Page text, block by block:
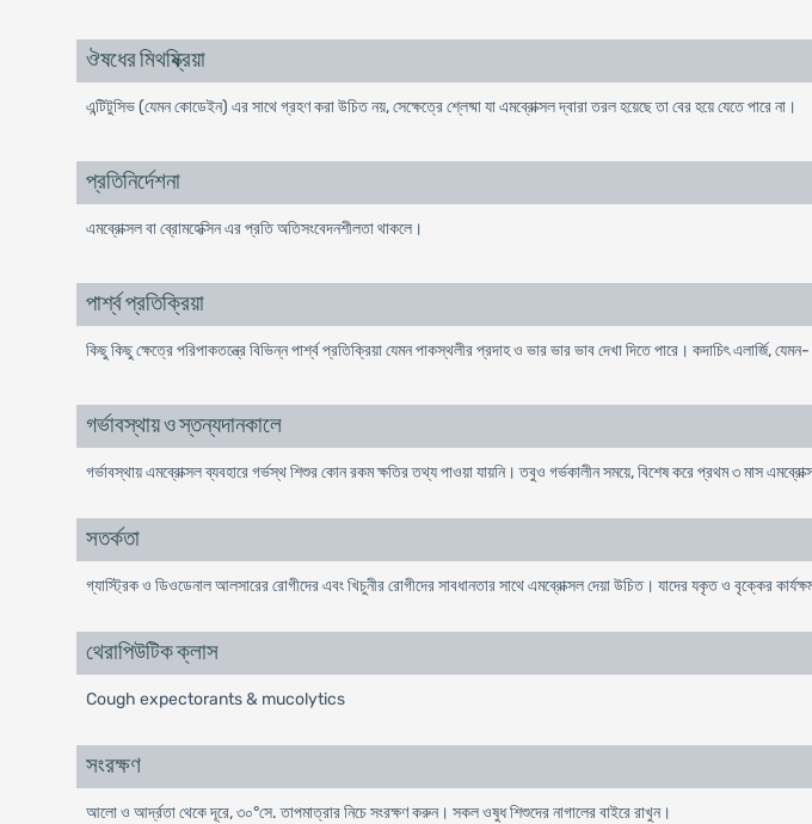
ঔষধের মিথষ্ক্রিয়া
এন্টিটুসিভ (যেমন কোডেইন) এর সাথে গ্রহণ করা উচিত নয়, সেক্ষেত্রে শ্লেষ্মা যা এমব্রোক্সল দ্বারা তরল হয়েছে তা বের হয়ে যেতে পারে না।
প্রতিনির্দেশনা
এমব্রোক্সল বা ব্রোমহেক্সিন এর প্রতি অতিসংবেদনশীলতা থাকলে।
পার্শ্ব প্রতিক্রিয়া
কিছু কিছু ক্ষেত্রে পরিপাকতন্ত্রে বিভিন্ন পার্শ্ব প্রতিক্রিয়া যেমন পাকস্থলীর প্রদাহ ও ভার ভার ভাব দেখা দিতে পারে। কদাচিৎ এলার্জি,
গর্ভাবস্থায় ও স্তন্যদানকালে
গর্ভাবস্থায় এমব্রোক্সল ব্যবহারে গর্ভস্থ শিশুর কোন রকম ক্ষতির তথ্য পাওয়া যায়নি। তবুও গর্ভকালীন সময়ে, বিশেষ করে প্রথম ৩ মাস
সতর্কতা
গ্যাস্ট্রিক ও ডিওডেনাল আলসারের রোগীদের এবং খিচুনীর রোগীদের সাবধানতার সাথে এমব্রোক্সল দেয়া উচিত। যাদের যকৃত ও বৃক্কের
থেরাপিউটিক ক্লাস
Cough expectorants & mucolytics
সংরক্ষণ
আলো ও আর্দ্রতা থেকে দূরে, ৩০°সে. তাপমাত্রার নিচে সংরক্ষণ করুন। সকল ওষুধ শিশুদের নাগালের বাইরে রাখুন।